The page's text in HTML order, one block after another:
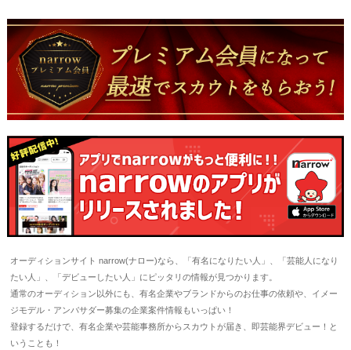
オーディションサイト narrow(ナロー)なら、「有名になりたい人」、「芸能人になり
たい人」、「デビューしたい人」にピッタリの情報が見つかります。
通常のオーディション以外にも、有名企業やブランドからのお仕事の依頼や、イメー
ジモデル・アンバサダー募集の企業案件情報もいっぱい！
登録するだけで、有名企業や芸能事務所からスカウトが届き、即芸能界デビュー！と
いうことも！